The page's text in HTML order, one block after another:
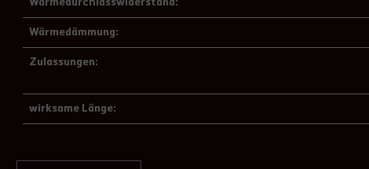
Wärmedurchlasswiderstand:
Wärmedämmung:
Zulassungen:
wirksame Länge: